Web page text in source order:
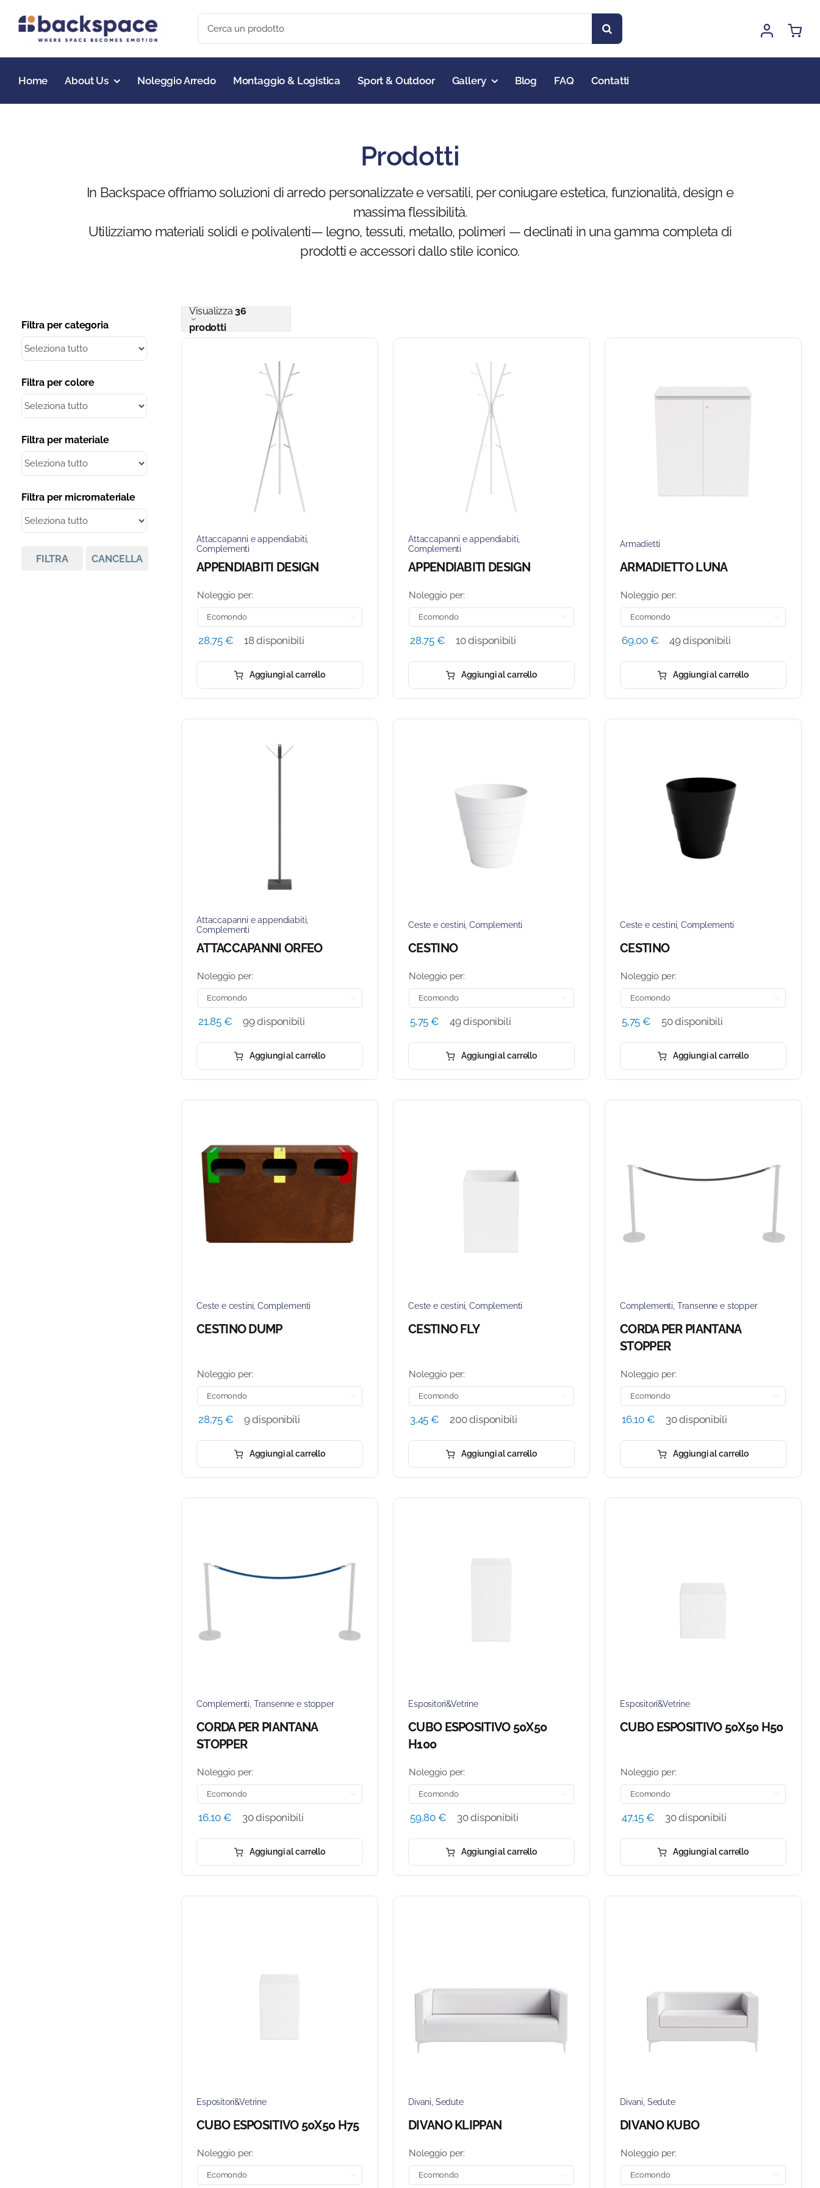
for:
Home About Us Noleggio Arredo Montaggio & Logistica Sport & Outdoor Gallery Blog FAQ Contatti
Prodotti
In Backspace offriamo soluzioni di arredo personalizzate e versatili, per coniugare estetica, funzionalità, design e
massima flessibilità.
Utilizziamo materiali solidi e polivalenti— legno, tessuti, metallo, polimeri — declinati in una gamma completa di
prodotti e accessori dallo stile iconico.
Filtra per categoria
Filtra per colore
Filtra per materiale
Filtra per micromateriale
FILTRA CANCELLA
Visualizza36
prodotti
Attaccapanni e appendiabiti
Complementi
APPENDIABITI DESIGN
Noleggio per:
28,75 € 18 disponibili
Aggiungi al carrello
Attaccapanni e appendiabiti
Complementi
APPENDIABITI DESIGN
Noleggio per:
28,75 € 10 disponibili
Aggiungi al carrello
Armadietti
ARMADIETTO LUNA
Noleggio per:
69,00 € 49 disponibili
Aggiungi al carrello
Attaccapanni e appendiabiti
Complementi
ATTACCAPANNI ORFEO
Noleggio per:
21,85 € 99 disponibili
Aggiungi al carrello
Ceste e cestini ,Complementi
CESTINO
Noleggio per:
5,75€ 49 disponibili
Aggiungi al carrello
Ceste e cestini ,Complementi
CESTINO
Noleggio per:
5,75€ 50 disponibili
Aggiungi al carrello
Ceste e cestini ,Complementi
CESTINO DUMP
Noleggio per:
28,75 € 9 disponibili
Aggiungi al carrello
Ceste e cestini ,Complementi
CESTINO FLY
Noleggio per:
3,45€ 200 disponibili
Aggiungi al carrello
Complementi Transenne e stopper
CORDA PER PIANTANA
STOPPER
Noleggio per:
16,10 € 30 disponibili
Aggiungi al carrello
Complementi Transenne e stopper
CORDA PER PIANTANA
STOPPER
Noleggio per:
16,10 € 30 disponibili
Aggiungi al carrello
Espositori&Vetrine
CUBO ESPOSITIVO 50X50
H100
Noleggio per:
59,80 € 30 disponibili
Aggiungi al carrello
Espositori&Vetrine
CUBO ESPOSITIVO 50X50 H50
Noleggio per:
47,15 € 30 disponibili
Aggiungi al carrello
Espositori&Vetrine
CUBO ESPOSITIVO 50X50 H75
Noleggio per:
Divani Sedute
DIVANO KLIPPAN
Noleggio per:
Divani Sedute
DIVANO KUBO
Noleggio per: